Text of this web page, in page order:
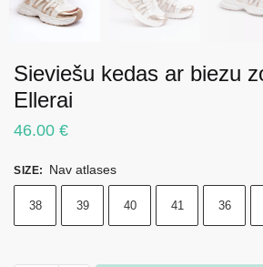
Sieviešu kedas ar biezu
Ellerai
46.00 €
SIZE: Nav atlases
38 39 40 41 36